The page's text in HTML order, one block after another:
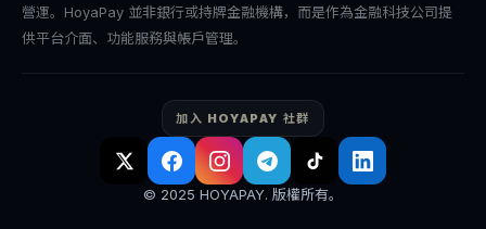
營運。HoyaPay 並非銀行或持牌金融機構，而是作為金融科技公司提
供平台介面、功能服務與帳戶管理。
加入 HOYAPAY 社群
© 2025 HOYAPAY. 版權所有。